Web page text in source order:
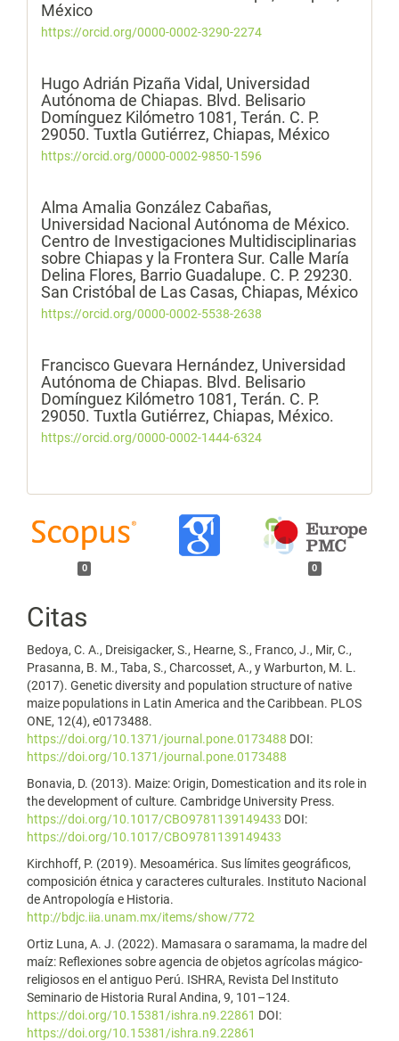
México
https://orcid.org/0000-0002-3290-2274
Hugo Adrián Pizaña Vidal, Universidad
Autónoma de Chiapas. Blvd. Belisario
Domínguez Kilómetro 1081, Terán. C. P.
29050. Tuxtla Gutiérrez, Chiapas, México
https://orcid.org/0000-0002-9850-1596
Alma Amalia González Cabañas,
Universidad Nacional Autónoma de México.
Centro de Investigaciones Multidisciplinarias
sobre Chiapas y la Frontera Sur. Calle María
Delina Flores, Barrio Guadalupe. C. P. 29230.
San Cristóbal de Las Casas, Chiapas, México
https://orcid.org/0000-0002-5538-2638
Francisco Guevara Hernández, Universidad
Autónoma de Chiapas. Blvd. Belisario
Domínguez Kilómetro 1081, Terán. C. P.
29050. Tuxtla Gutiérrez, Chiapas, México.
https://orcid.org/0000-0002-1444-6324
0 0
Citas
Bedoya, C. A., Dreisigacker, S., Hearne, S., Franco, J., Mir, C.,
Prasanna, B. M., Taba, S., Charcosset, A., y Warburton, M. L.
(2017). Genetic diversity and population structure of native
maize populations in Latin America and the Caribbean. PLOS
ONE, 12(4), e0173488.
https://doi.org/10.1371/journal.pone.0173488 DOI:
https://doi.org/10.1371/journal.pone.0173488
Bonavia, D. (2013). Maize: Origin, Domestication and its role in
the development of culture. Cambridge University Press.
https://doi.org/10.1017/CBO9781139149433 DOI:
https://doi.org/10.1017/CBO9781139149433
Kirchhoff, P. (2019). Mesoamérica. Sus límites geográficos,
composición étnica y caracteres culturales. Instituto Nacional
de Antropología e Historia.
http://bdjc.iia.unam.mx/items/show/772
Ortiz Luna, A. J. (2022). Mamasara o saramama, la madre del
maíz: Reflexiones sobre agencia de objetos agrícolas mágico-
religiosos en el antiguo Perú. ISHRA, Revista Del Instituto
Seminario de Historia Rural Andina, 9, 101–124.
https://doi.org/10.15381/ishra.n9.22861 DOI:
https://doi.org/10.15381/ishra.n9.22861